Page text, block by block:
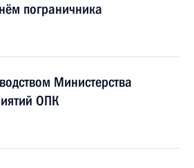
пограничника
Министерства
ОПК